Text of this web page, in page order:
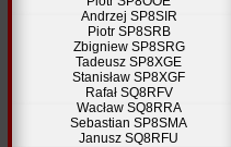
Andrzej SP8SIR
Piotr SP8SRB
Zbigniew SP8SRG
Tadeusz SP8XGE
Stanisław SP8XGF
Rafał SQ8RFV
Wacław SQ8RRA
Sebastian SP8SMA
Janusz SQ8RFU